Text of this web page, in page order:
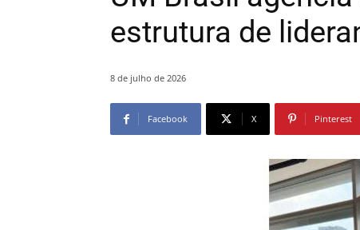
estrutura de
8 de julho de 2026
Facebook X Pinterest